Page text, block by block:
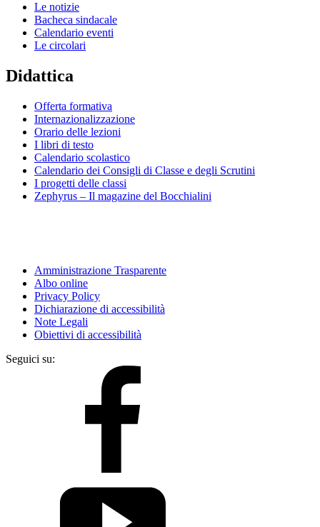
Le notizie
Bacheca sindacale
Calendario eventi
Le circolari
Didattica
Offerta formativa
Internazionalizzazione
Orario delle lezioni
I libri di testo
Calendario scolastico
Calendario dei Consigli di Classe e degli Scrutini
I progetti delle classi
Zephyrus – Il magazine del Bocchialini
Amministrazione Trasparente
Albo online
Privacy Policy
Dichiarazione di accessibilità
Note Legali
Obiettivi di accessibilità
Seguici su: